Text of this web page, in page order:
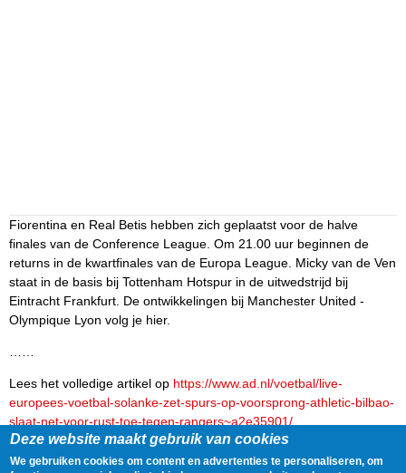
Fiorentina en Real Betis hebben zich geplaatst voor de halve
finales van de Conference League. Om 21.00 uur beginnen de
returns in de kwartfinales van de Europa League. Micky van de Ven
staat in de basis bij Tottenham Hotspur in de uitwedstrijd bij
Eintracht Frankfurt. De ontwikkelingen bij Manchester United -
Olympique Lyon volg je hier.
Lees het volledige artikel op https://www.ad.nl/voetbal/live-
europees-voetbal-solanke-zet-spurs-op-voorsprong-athletic-bilbao-
slaat-net-voor-rust-toe-tegen-rangers~a2e35901/
Delen 17 April, 2025 - 21:50
Deze website maakt gebruik van cookies
We gebruiken cookies om content en advertenties te personaliseren, om